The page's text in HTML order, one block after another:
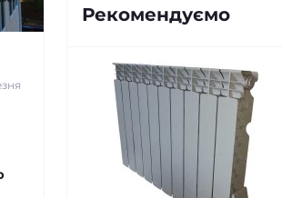
Рекомендуємо